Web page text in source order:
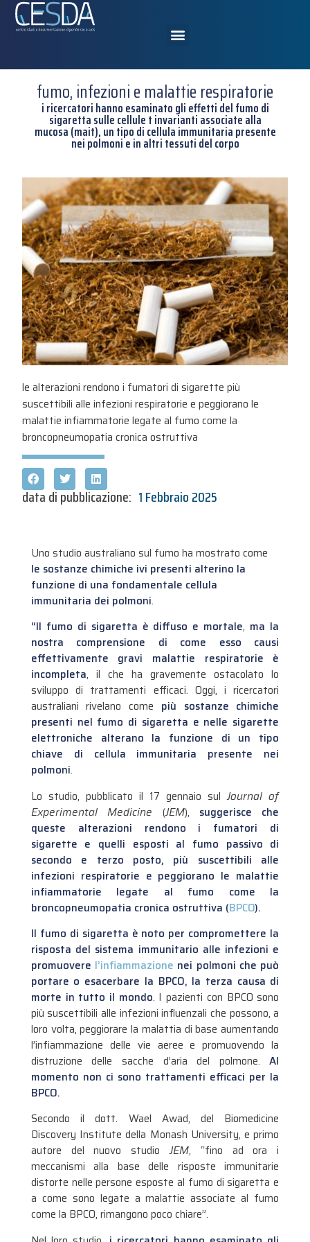
fumo, infezioni e malattie respiratorie
i ricercatori hanno esaminato gli effetti del fumo di
sigaretta sulle cellule t invarianti associate alla
mucosa (mait), un tipo di cellula immunitaria presente
nei polmoni e in altri tessuti del corpo
le alterazioni rendono i fumatori di sigarette più
suscettibili alle infezioni respiratorie e peggiorano le
malattie infiammatorie legate al fumo come la
broncopneumopatia cronica ostruttiva
data di pubblicazione: 1 Febbraio 2025
Uno studio australiano sul fumo ha mostrato come
le sostanze chimiche ivi presenti alterino la
funzione di una fondamentale cellula
immunitaria dei polmoni.
“Il fumo di sigaretta è diffuso e mortale, ma la
nostra comprensione di come esso causi
effettivamente gravi malattie respiratorie è
incompleta, il che ha gravemente ostacolato lo
sviluppo di trattamenti efficaci. Oggi, i ricercatori
australiani rivelano come più sostanze chimiche
presenti nel fumo di sigaretta e nelle sigarette
elettroniche alterano la funzione di un tipo
chiave di cellula immunitaria presente nei
polmoni.
Lo studio, pubblicato il 17 gennaio sulJournal of
Experimental Medicine (JEM), suggerisce che
queste alterazioni rendono i fumatori di
sigarette e quelli esposti al fumo passivo di
secondo e terzo posto, più suscettibili alle
infezioni respiratorie e peggiorano le malattie
infiammatorie legate al fumo come la
broncopneumopatia cronica ostruttiva (BPCO).
Il fumo di sigaretta è noto per compromettere la
risposta del sistema immunitario alle infezioni e
promuovere l’infiammazione nei polmoni che può
portare o esacerbare la BPCO, la terza causa di
morte in tutto il mondo. I pazienti con BPCO sono
più suscettibili alle infezioni influenzali che possono, a
loro volta, peggiorare la malattia di base aumentando
l’infiammazione delle vie aeree e promuovendo la
distruzione delle sacche d’aria del polmone.Al
momento non ci sono trattamenti efficaci per la
BPCO.
Secondo il dott. Wael Awad, del Biomedicine
Discovery Institute della Monash University, e primo
autore del nuovo studioJEM, “fino ad ora i
meccanismi alla base delle risposte immunitarie
distorte nelle persone esposte al fumo di sigaretta e
a come sono legate a malattie associate al fumo
come la BPCO, rimangono poco chiare”.